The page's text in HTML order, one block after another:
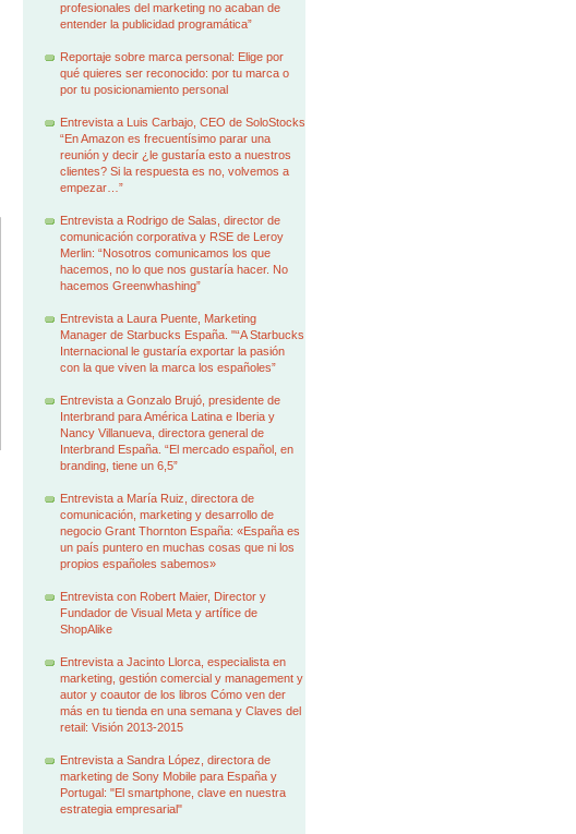
profesionales del marketing no acaban de
entender la publicidad programática”
Reportaje sobre marca personal: Elige por
qué quieres ser reconocido: por tu marca o
por tu posicionamiento personal
Entrevista a Luis Carbajo, CEO de SoloStocks
“En Amazon es frecuentísimo parar una
reunión y decir ¿le gustaría esto a nuestros
clientes? Si la respuesta es no, volvemos a
empezar…”
Entrevista a Rodrigo de Salas, director de
comunicación corporativa y RSE de Leroy
Merlin: “Nosotros comunicamos los que
hacemos, no lo que nos gustaría hacer. No
hacemos Greenwhashing”
Entrevista a Laura Puente, Marketing
Manager de Starbucks España. "“A Starbucks
Internacional le gustaría exportar la pasión
con la que viven la marca los españoles”
Entrevista a Gonzalo Brujó, presidente de
Interbrand para América Latina e Iberia y
Nancy Villanueva, directora general de
Interbrand España. “El mercado español, en
branding, tiene un 6,5”
Entrevista a María Ruiz, directora de
comunicación, marketing y desarrollo de
negocio Grant Thornton España: «España es
un país puntero en muchas cosas que ni los
propios españoles sabemos»
Entrevista con Robert Maier, Director y
Fundador de Visual Meta y artífice de
ShopAlike
Entrevista a Jacinto Llorca, especialista en
marketing, gestión comercial y management y
autor y coautor de los libros Cómo ven der
más en tu tienda en una semana y Claves del
retail: Visión 2013-2015
Entrevista a Sandra López, directora de
marketing de Sony Mobile para España y
Portugal: "El smartphone, clave en nuestra
estrategia empresarial"